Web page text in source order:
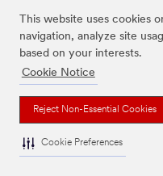
This website uses cookies
navigation, analyze site
based on your interests.
Cookie Notice
Reject Non-Essential Cookies
Cookie Preferences